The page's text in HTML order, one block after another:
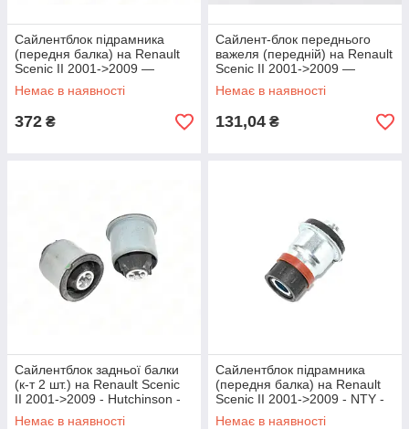
Сайлентблок підрамника
(передня балка) на Renault
Scenic II 2001->2009 —
Kleber-Michelin - M1968
Немає в наявності
372 ₴
Сайлент-блок переднього
важеля (передній) на Renault
Scenic II 2001->2009 —
Metalcaucho - MC05711
Немає в наявності
131,04 ₴
Сайлентблок задньої балки
(к-т 2 шт.) на Renault Scenic
II 2001->2009 - Hutchinson -
562804
Немає в наявності
Сайлентблок підрамника
(передня балка) на Renault
Scenic II 2001->2009 - NTY -
ZTT-NS-059A
Немає в наявності